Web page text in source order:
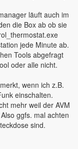
läuft auch im
die Box ab ob sie
jede Minute ab.
Tools abgefragt
oder alle nicht.
wenn ich z.B.
einschalten.
mehr weil der AVM
ggfs. mal achten
sind.